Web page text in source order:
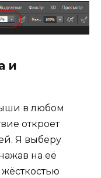
и
в любом
откроет
Я выберу
на её